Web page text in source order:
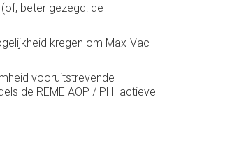
beter gezegd: de
kregen om Max-Vac
vooruitstrevende
de REME AOP / PHI actieve